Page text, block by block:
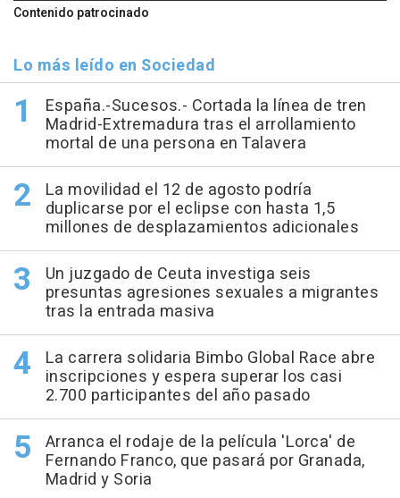
Contenido patrocinado
Lo más leído en Sociedad
España.-Sucesos.- Cortada la línea de tren
Madrid-Extremadura tras el arrollamiento
mortal de una persona en Talavera
La movilidad el 12 de agosto podría
duplicarse por el eclipse con hasta 1,5
millones de desplazamientos adicionales
Un juzgado de Ceuta investiga seis
presuntas agresiones sexuales a migrantes
tras la entrada masiva
La carrera solidaria Bimbo Global Race abre
inscripciones y espera superar los casi
2.700 participantes del año pasado
Arranca el rodaje de la película 'Lorca' de
Fernando Franco, que pasará por Granada,
Madrid y Soria